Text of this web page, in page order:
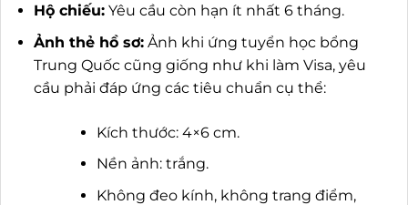
Hộ chiếu:Yêu cầu còn hạn ít nhất 6 tháng.
Ảnh thẻ hồ sơ:Ảnh khi ứng tuyển học bổng
Trung Quốc cũng giống như khi làm Visa, yêu
cầu phải đáp ứng các tiêu chuẩn cụ thể:
Kích thước: 4×6 cm.
Nền ảnh: trắng.
Không đeo kính, không trang điểm,